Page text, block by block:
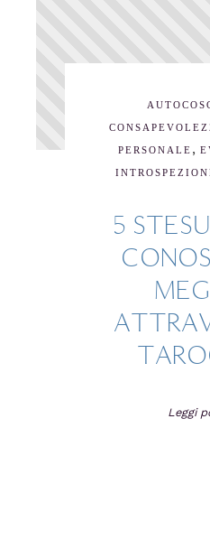
PERSONALE ,
5
Leggi